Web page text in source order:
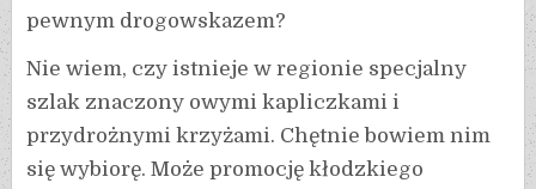
pewnym drogowskazem?
Nie wiem, czy istnieje w regionie specjalny
szlak znaczony owymi kapliczkami i
przydrożnymi krzyżami. Chętnie bowiem nim
się wybiorę. Może promocję kłodzkiego